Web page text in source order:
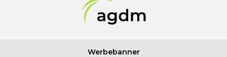
Werbebanner